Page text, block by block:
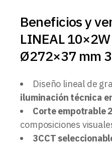
Beneficios y
LINEAL 10×2W
Ø272×37 mm
Diseño lineal de
iluminación técnica
Corte empotrable
composiciones
3CCT